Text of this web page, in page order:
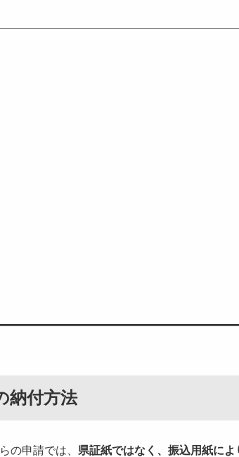
付方法
の申請では、 県証紙ではなく、振込用紙に